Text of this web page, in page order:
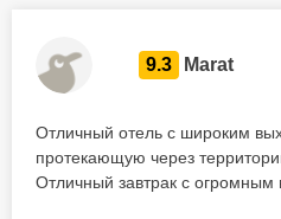
9.3 Marat
Отличный отель с широким
протекающую через
Отличный завтрак с